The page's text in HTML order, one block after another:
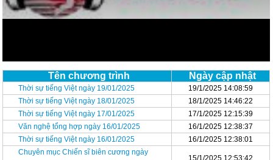
Tên chương trình Ngày cập nhật
Thời sự tiếng Việt ngày 19/01/2025
19/1/2025 14:08:59
Thời sự tiếng Việt ngày 18/01/2025
18/1/2025 14:46:22
Thời sự tiếng Việt ngày 17/01/2025
17/1/2025 12:15:39
Văn nghệ tổng hợp ngày 16/01/2025
16/1/2025 12:38:37
Thời sự tiếng Việt ngày 16/01/2025
16/1/2025 12:38:01
Chuyên mục Chiến sĩ biên cương ngày
15/1/2025 12:53:42